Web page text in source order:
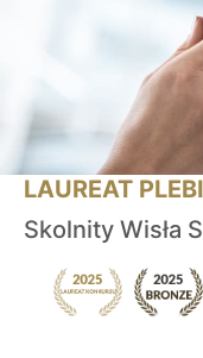
LAUREAT
Skolnity Wisła